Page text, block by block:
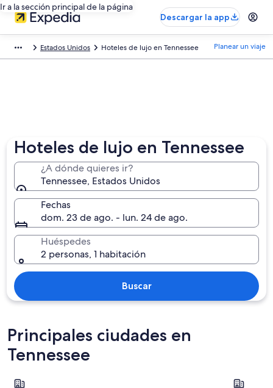
Ir a la sección principal de la página
Descargar la app
Estados Unidos Hoteles de lujo en Tennessee Planear un viaje
Hoteles de lujo en Tennessee
¿A dónde quieres ir?
Tennessee, Estados Unidos
Fechas
dom. 23 de ago. - lun. 24 de ago.
Huéspedes
2 personas, 1 habitación
Buscar
Principales ciudades en
Tennessee
Gatlinburg Pigeon